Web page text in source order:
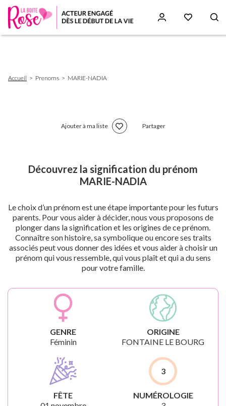
d'Ariane
Accueil Prenoms MARIE-NADIA
Ajouter à ma liste Partager
Découvrez la signification du prénom
MARIE-NADIA
Le choix d’un prénom est une étape importante pour les futurs
parents. Pour vous aider à décider, nous vous proposons de
plonger dans la signification et les origines de ce prénom.
Connaître son histoire, sa symbolique ou encore ses traits
associés peut vous donner des idées et vous aider à choisir un
prénom qui vous ressemble, qui vous plaît et qui a du sens
pour votre famille.
GENRE
Féminin
ORIGINE
FONTAINE LE BOURG
FÊTE
3
NUMÉROLOGIE